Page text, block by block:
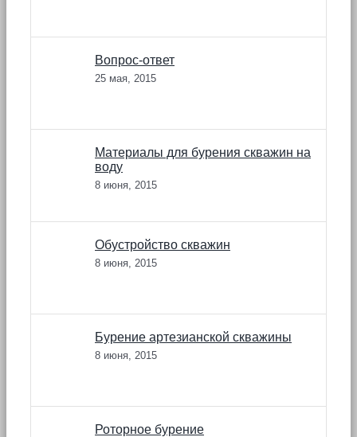
Вопрос-ответ
25 мая, 2015
Материалы для бурения скважин на
воду
8 июня, 2015
Обустройство скважин
8 июня, 2015
Бурение артезианской скважины
8 июня, 2015
Роторное бурение